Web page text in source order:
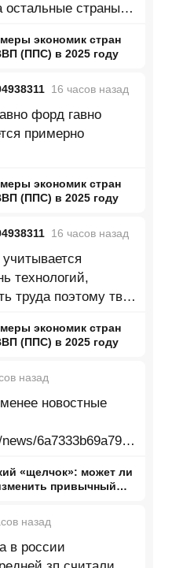
остальные страны
экономик стран
(ППС) в 2025 году
16 часов назад
форд гавно
примерно
экономик стран
(ППС) в 2025 году
16 часов назад
технологий,
труда поэтому твой
экономик стран
(ППС) в 2025 году
назад
новостные
6a7333b69a7947
Такламакан и
«щелчок»: может ли
привычный
назад
в россии